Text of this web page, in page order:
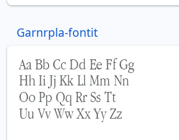
Garnrpla-fontit